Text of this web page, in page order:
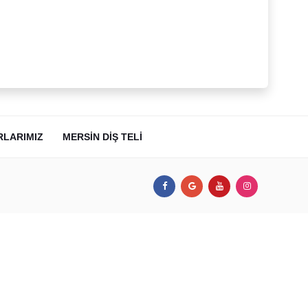
MERSIN DIŞ TELI